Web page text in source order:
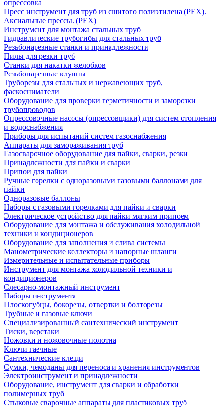
опрессовка
Пресс инструмент для труб из сшитого полиэтилена (PEX).
Аксиальные прессы. (PEX)
Инструмент для монтажа стальных труб
Гидравлические трубогибы для стальных труб
Резьбонарезные станки и принадлежности
Пилы для резки труб
Станки для накатки желобков
Резьбонарезные клуппы
Труборезы для стальных и нержавеющих труб,
фаскосниматели
Оборудование для проверки герметичности и заморозки
трубопроводов
Опрессовочные насосы (опрессовщики) для систем отопления
и водоснабжения
Приборы для испытаний систем газоснабжения
Аппараты для замораживания труб
Газосварочное оборудование для пайки, сварки, резки
Принадлежности для пайки и сварки
Припои для пайки
Ручные горелки с одноразовыми газовыми баллонами для
пайки
Одноразовые баллоны
Наборы с газовыми горелками для пайки и сварки
Электрическое устройство для пайки мягким припоем
Оборудование для монтажа и обслуживания холодильной
техники и кондиционеров
Оборудование для заполнения и слива системы
Манометрические коллекторы и напорные шланги
Измерительные и испытательные приборы
Инструмент для монтажа холодильной техники и
кондиционеров
Слесарно-монтажный инструмент
Наборы инструмента
Плоскогубцы, бокорезы, отвертки и болторезы
Трубные и газовые ключи
Специализированный сантехнический инструмент
Тиски, верстаки
Ножовки и ножовочные полотна
Ключи гаечные
Сантехнические клещи
Сумки, чемоданы для переноса и хранения инструментов
Электроинструмент и принадлежности
Оборудование, инструмент для сварки и обработки
полимерных труб
Стыковые сварочные аппараты для пластиковых труб